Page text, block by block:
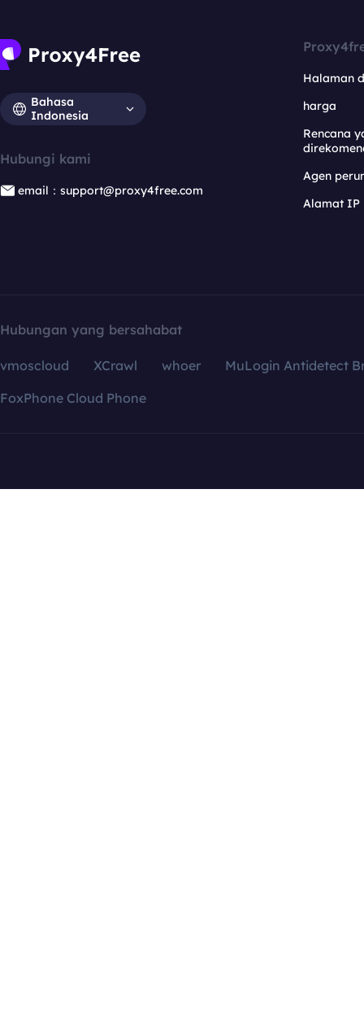
Bahasa
Indonesia
Hubungi kami
email：support@proxy4free.com
Halaman
harga
Rencana
Agen
Alamat IP
Hubungan yang bersahabat
vmoscloud XCrawl whoer
MuLogin Antidetect
FoxPhone Cloud Phone